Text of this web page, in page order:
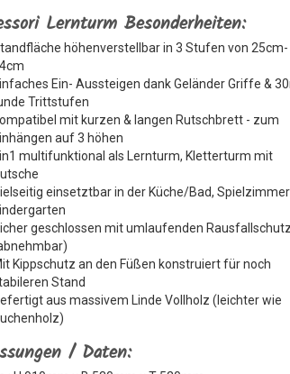
Lernturm Besonderheiten:
höhenverstellbar in 3 Stufen von 25cm-
Ein- Aussteigen dank Geländer Griffe &
Trittstufen
mit kurzen & langen Rutschbrett - zum
auf 3 höhen
multifunktional als Lernturm, Kletterturm mit
einsetztbar in der Küche/Bad,
geschlossen mit umlaufenden Rausfallschutz
Kippschutz an den Füßen konstruiert für noch
Stand
aus massivem Linde Vollholz (leichter wie
/ Daten: